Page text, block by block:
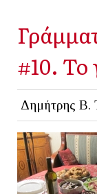
#10. Το
Δημήτρης Β.